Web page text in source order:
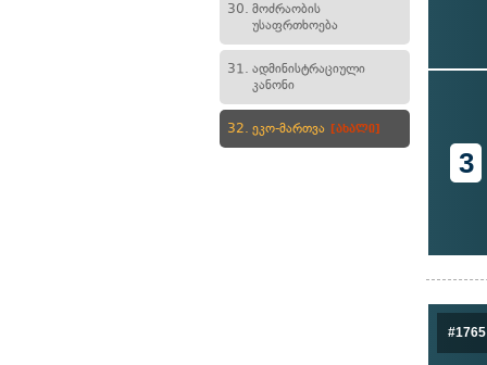
30. მოძრაობის
უსაფრთხოება
31. ადმინისტრაციული
კანონი
32. ეკო-მართვა [ახალი]
3
#1765